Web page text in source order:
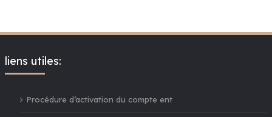
liens utiles:
Procédure d’activation du compte ent